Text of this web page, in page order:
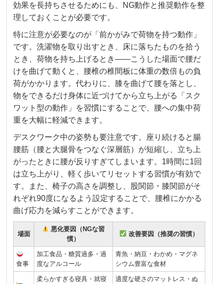
効果を長持ちさせるためにも、NG動作と推奨動作を整
理しておくことが必要です。
特に注意が必要なのが「前かがみで荷物を持つ動作」
です。洗濯物を取り出すとき、床に落ちたものを拾う
とき、荷物を持ち上げるとき——こうした場面で腰だ
けを曲げて動くと、腰椎の椎間板に体重の数倍もの負
荷がかかります。代わりに、膝を曲げて腰を落とし、
物をできるだけ身体に近づけてから立ち上がる「スク
ワット型の動作」を習慣にすることで、腰への集中荷
重を大幅に軽減できます。
デスクワーク中の姿勢も要注意です。座り続けると腸
腰筋（腰と大腿骨をつなぐ深層筋）が短縮し、立ち上
がったときに腰が反りすぎてしまいます。1時間に1回
は立ち上がり、軽く歩いてリセットする習慣が有効で
す。また、椅子の高さを調整し、股関節・膝関節がそ
れぞれ90度になるよう設定することで、腰椎にかかる
曲げ応力を減らすことができます。
場面
悪化要因（NGな習
慣）
改善要因（推奨の習慣）
食事
加工食品・糖質過多・過
度なアルコール
青魚・納豆・わかめ・マグネ
シウム豊富な食材
柔らかすぎる寝具・就寝
適度な硬さのマットレス・ぬ